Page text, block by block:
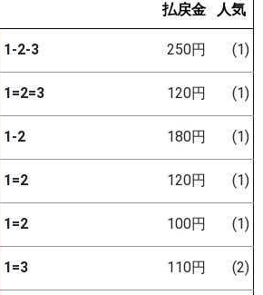
払戻金 人気
1-2-3 250円 (1)
1=2=3 120円 (1)
1-2 180円 (1)
1=2 120円 (1)
1=2 100円 (1)
1=3 110円 (2)